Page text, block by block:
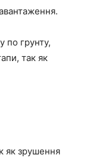
по грунту,
так як
як зрушення